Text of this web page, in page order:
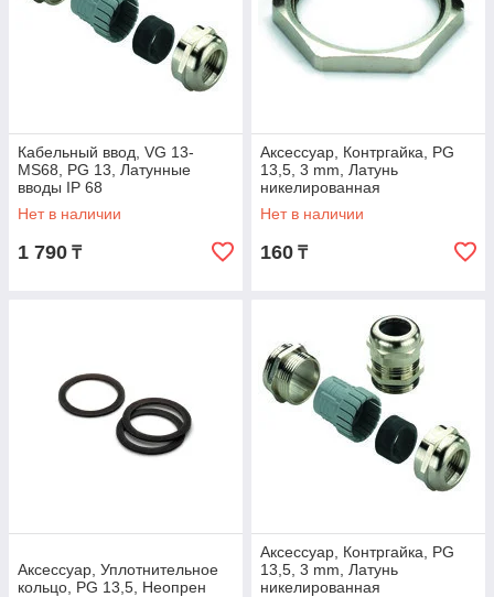
Кабельный ввод, VG 13-
MS68, PG 13, Латунные
вводы IP 68
Нет в наличии
1 790 ₸
Аксессуар, Контргайка, PG
13,5, 3 mm, Латунь
никелированная
Нет в наличии
160 ₸
Аксессуар, Уплотнительное
кольцо, PG 13,5, Неопрен
Аксессуар, Контргайка, PG
13,5, 3 mm, Латунь
никелированная